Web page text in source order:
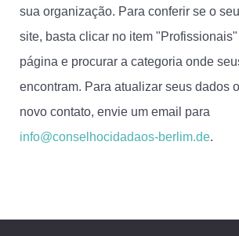
sua organização. Para conferir se o
site, basta clicar no item
página e procurar a categoria onde
encontram. Para atualizar seus dados
novo contato, envie um email para
info@conselhocidadaos-berlim.de.